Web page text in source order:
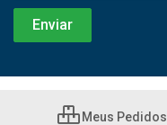
Meus Pedidos